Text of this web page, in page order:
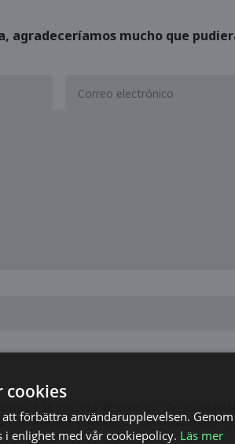
agradeceríamos mucho que
y se procesa de acuerdo con las
información, puedes contactarnos o leer
cookies
förbättra användarupplevelsen.
enlighet med vår cookiepolicy. Läs mer